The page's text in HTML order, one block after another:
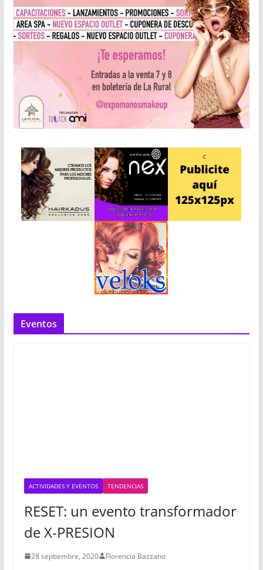
Eventos
ACTIVIDADES Y EVENTOS TENDENCIAS
RESET: un evento transformador
de X-PRESION
28 septiembre, 2020 Florencia Bazzano